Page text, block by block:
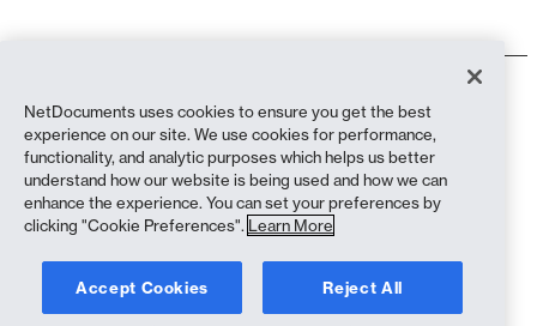
Política de Privacidade
Política de privacidade (residentes na Califórnia)
Declaração contra a Escravidão
Política de cookies
Conformidade
Copyright © 2026 NetDocuments Software, Inc. Todos os direitos
NetDocuments uses cookies to ensure you get the best
experience on our site. We use cookies for performance,
functionality, and analytic purposes which helps us better
understand how our website is being used and how we can
enhance the experience. You can set your preferences by
clicking "Cookie Preferences". Learn More
Accept Cookies Reject All